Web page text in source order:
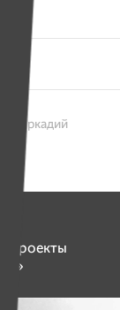
Аркадий
проекты